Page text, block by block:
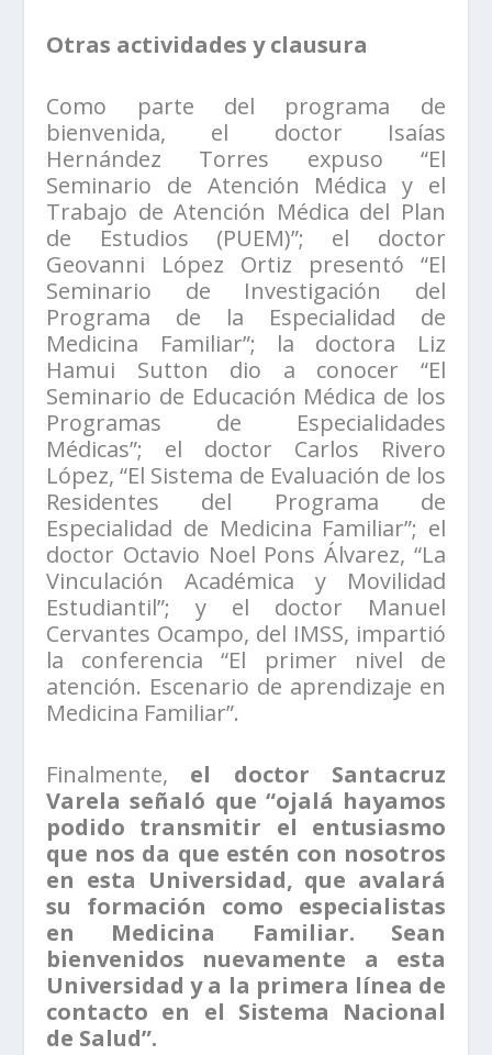
Otras actividades y clausura
Como parte del programa de
bienvenida, el doctor Isaías
Hernández Torres expuso “El
Seminario de Atención Médica y el
Trabajo de Atención Médica del Plan
de Estudios (PUEM)”; el doctor
Geovanni López Ortiz presentó “El
Seminario de Investigación del
Programa de la Especialidad de
Medicina Familiar”; la doctora Liz
Hamui Sutton dio a conocer “El
Seminario de Educación Médica de los
Programas de Especialidades
Médicas”; el doctor Carlos Rivero
López, “El Sistema de Evaluación de los
Residentes del Programa de
Especialidad de Medicina Familiar”; el
doctor Octavio Noel Pons Álvarez, “La
Vinculación Académica y Movilidad
Estudiantil”; y el doctor Manuel
Cervantes Ocampo, del IMSS, impartió
la conferencia “El primer nivel de
atención. Escenario de aprendizaje en
Medicina Familiar”.
Finalmente, el doctor Santacruz
Varela señaló que “ojalá hayamos
podido transmitir el entusiasmo
que nos da que estén con nosotros
en esta Universidad, que avalará
su formación como especialistas
en Medicina Familiar. Sean
bienvenidos nuevamente a esta
Universidad y a la primera línea de
contacto en el Sistema Nacional
de Salud”.